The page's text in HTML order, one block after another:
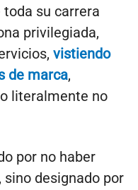
su carrera
privilegiada,
vistiendo
de marca,
literalmente no
por no haber
designado por